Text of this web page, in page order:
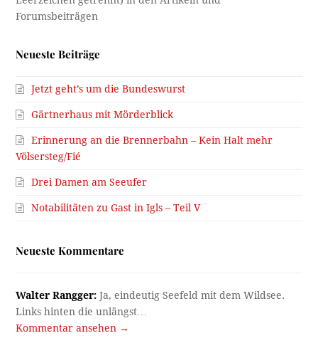
Neueste Beiträge
Jetzt geht’s um die Bundeswurst
Gärtnerhaus mit Mörderblick
Erinnerung an die Brennerbahn – Kein Halt mehr
Völsersteg/Fié
Drei Damen am Seeufer
Notabilitäten zu Gast in Igls – Teil V
Neueste Kommentare
Walter Rangger: Ja, eindeutig Seefeld mit dem Wildsee.
Links hinten die unlängst…
Kommentar ansehen →